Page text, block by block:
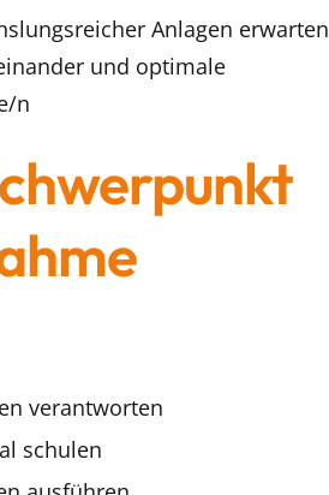
Anlagen erwarten
und optimale
n
verantworten
schulen